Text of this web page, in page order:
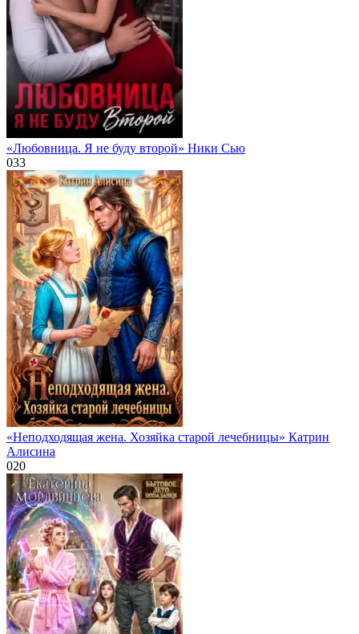
«Любовница. Я не буду второй» Ники Сью
033
«Неподходящая жена. Хозяйка старой лечебницы» Катрин
Алисина
020